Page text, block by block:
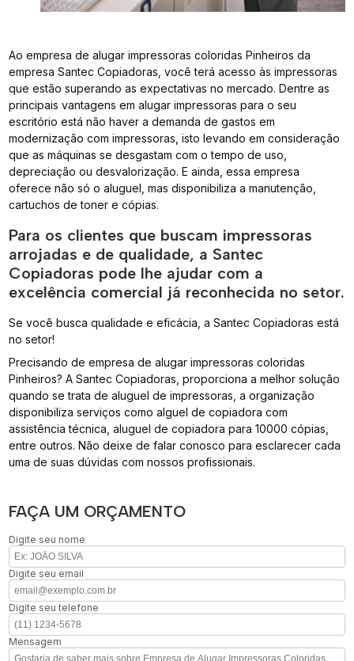
Ao empresa de alugar impressoras coloridas Pinheiros da
empresa Santec Copiadoras, você terá acesso às impressoras
que estão superando as expectativas no mercado. Dentre as
principais vantagens em alugar impressoras para o seu
escritório está não haver a demanda de gastos em
modernização com impressoras, isto levando em consideração
que as máquinas se desgastam com o tempo de uso,
depreciação ou desvalorização. E ainda, essa empresa
oferece não só o aluguel, mas disponibiliza a manutenção,
cartuchos de toner e cópias.
Para os clientes que buscam impressoras
arrojadas e de qualidade, a Santec
Copiadoras pode lhe ajudar com a
excelência comercial já reconhecida no setor.
Se você busca qualidade e eficácia, a Santec Copiadoras está
no setor!
Precisando de empresa de alugar impressoras coloridas
Pinheiros? A Santec Copiadoras, proporciona a melhor solução
quando se trata de aluguel de impressoras, a organização
disponibiliza serviços como alguel de copiadora com
assistência técnica, aluguel de copiadora para 10000 cópias,
entre outros. Não deixe de falar conosco para esclarecer cada
uma de suas dúvidas com nossos profissionais.
FAÇA UM ORÇAMENTO
Digite seu nome
Digite seu email
Digite seu telefone
Mensagem